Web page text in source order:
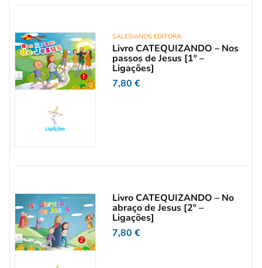
SALESIANOS EDITORA
Livro CATEQUIZANDO – Nos
passos de Jesus [1º –
Ligações]
7,80€
Livro CATEQUIZANDO – No
abraço de Jesus [2º –
Ligações]
7,80€